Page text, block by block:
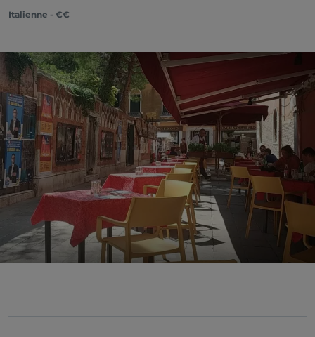
Italienne - €€